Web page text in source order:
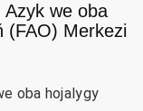
Azyk we oba
(FAO) Merkezi
oba hojalygy